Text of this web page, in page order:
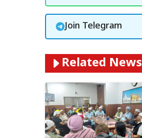
Join Telegram
Related News